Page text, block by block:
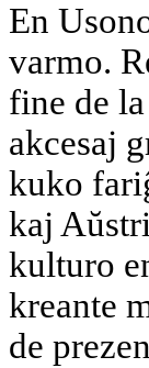
En
varmo.
fine de
akcesaj
kuko
kaj
kulturo
kreante
de